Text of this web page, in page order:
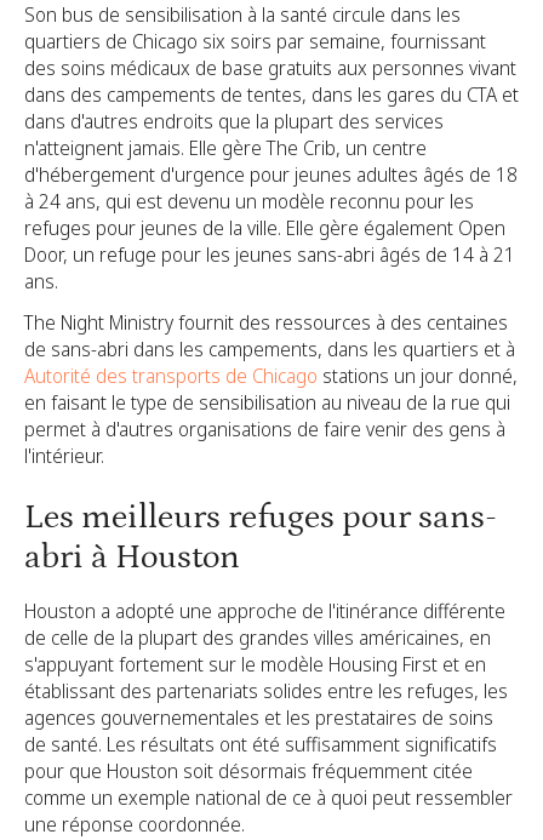
Son bus de sensibilisation à la santé circule dans les
quartiers de Chicago six soirs par semaine, fournissant
des soins médicaux de base gratuits aux personnes vivant
dans des campements de tentes, dans les gares du CTA et
dans d'autres endroits que la plupart des services
n'atteignent jamais. Elle gère The Crib, un centre
d'hébergement d'urgence pour jeunes adultes âgés de 18
à 24 ans, qui est devenu un modèle reconnu pour les
refuges pour jeunes de la ville. Elle gère également Open
Door, un refuge pour les jeunes sans-abri âgés de 14 à 21
ans.
The Night Ministry fournit des ressources à des centaines
de sans-abri dans les campements, dans les quartiers et à
Autorité des transports de Chicago stations un jour donné,
en faisant le type de sensibilisation au niveau de la rue qui
permet à d'autres organisations de faire venir des gens à
l'intérieur.
Les meilleurs refuges pour sans-
abri à Houston
Houston a adopté une approche de l'itinérance différente
de celle de la plupart des grandes villes américaines, en
s'appuyant fortement sur le modèle Housing First et en
établissant des partenariats solides entre les refuges, les
agences gouvernementales et les prestataires de soins
de santé. Les résultats ont été suffisamment significatifs
pour que Houston soit désormais fréquemment citée
comme un exemple national de ce à quoi peut ressembler
une réponse coordonnée.